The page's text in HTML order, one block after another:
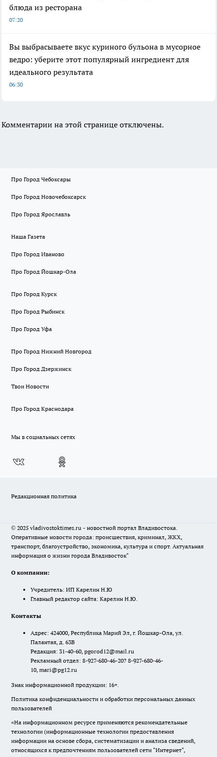
блюда из ресторана
07:20
Вы выбрасываете вкус куриного бульона в мусорное
ведро: уберите этот популярный ингредиент для
идеального результата
06:30
Комментарии на этой странице отключены.
Про Город Чебоксары
Про Город Новочебоксарск
Про Город Ярославль
Наша Газета
Про Город Иваново
Про Город Йошкар-Ола
Про Город Курск
Про Город Рыбинск
Про Город Уфа
Про Город Нижний Новгород
Про Город Дзержинск
Твои Новости
Про Город Краснодара
Мы в социальных сетях
Редакционная политика
© 2025 vladivostoktimes.ru - новостной портал Владивостока.
Оперативные новости города: происшествия, криминал, ЖКХ,
транспорт, благоустройство, экономика, культура и спорт. Актуальная
информация о жизни города Владивосток"
О компании:
Учредитель: ИП Карелин Н.Ю
Главный редактор сайта: Карелин Н.Ю.
Контакты
Адрес: 424000, Республика Марий Эл, г. Йошкар-Ола, ул.
Палантая, д. 63В
Редакция: 31-40-60, pgorod12@mail.ru
Рекламный отдел: 8-927-680-46-20? 8-927-680-46-
10, mari@pg12.ru
Знак информационной продукции: 16+.
Политика конфиденциальности и обработки персональных данных
пользователей
«На информационном ресурсе применяются рекомендательные
технологии (информационные технологии предоставления
информации на основе сбора, систематизации и анализа сведений,
относящихся к предпочтениям пользователей сети "Интернет",